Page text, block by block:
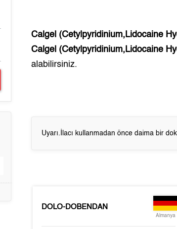
Calgel (Cetylpyridinium,Lidocaine
Calgel (Cetylpyridinium,Lidocaine
alabilirsiniz.
Uyarı.İlacı kullanmadan önce daima bir
DOLO-DOBENDAN
Almanya